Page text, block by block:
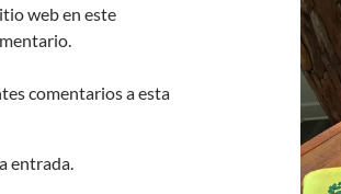
web en este
comentarios a esta
entrada.